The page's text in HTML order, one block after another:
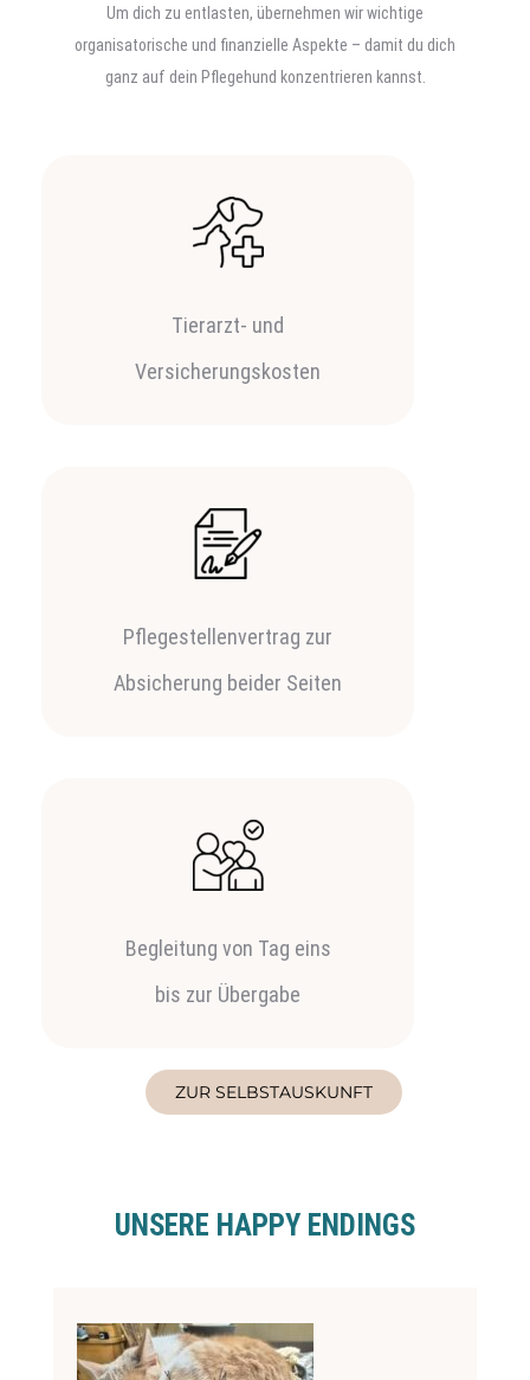
Um dich zu entlasten, übernehmen wir wichtige
organisatorische und finanzielle Aspekte – damit du dich
ganz auf dein Pflegehund konzentrieren kannst.
Tierarzt- und
Versicherungskosten
Pflegestellenvertrag zur
Absicherung beider Seiten
Begleitung von Tag eins
bis zur Übergabe
ZUR SELBSTAUSKUNFT
UNSERE HAPPY ENDINGS